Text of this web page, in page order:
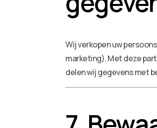
Wij verkopen uw
marketing). Met deze
delen wij gegevens met